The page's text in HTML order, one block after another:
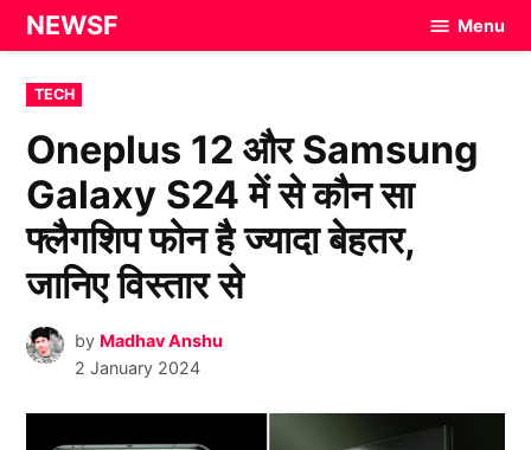
Skip
to
content
NEWSF Menu
POSTED
IN
TECH
Oneplus 12 और Samsung
Galaxy S24 में से कौन सा
फ्लैगशिप फोन है ज्यादा बेहतर,
जानिए विस्तार से
by Madhav Anshu
2 January 2024